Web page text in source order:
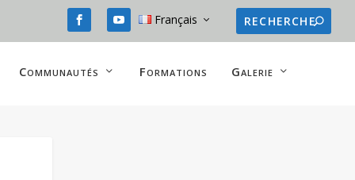
Français
Communautés Formations Galerie